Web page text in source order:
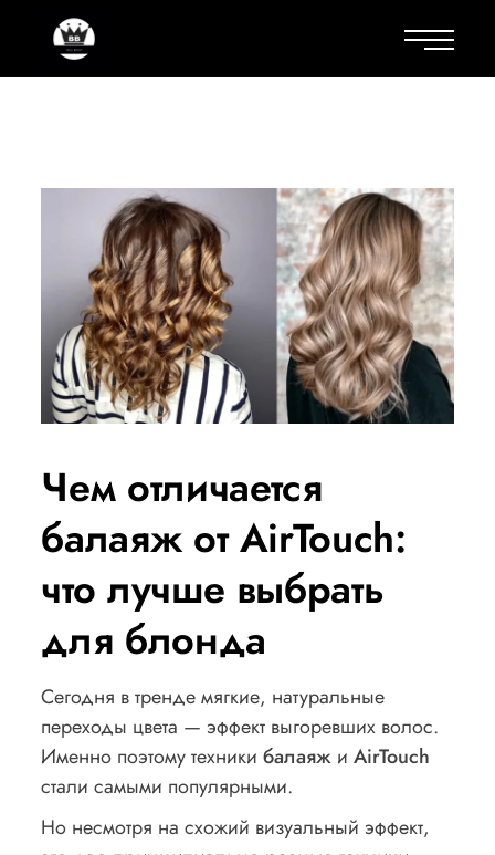
Чем отличается
балаяж от AirTouch:
что лучше выбрать
для блонда
Сегодня в тренде мягкие, натуральные
переходы цвета — эффект выгоревших волос.
Именно поэтому техникибалаяж иAirTouch
стали самыми популярными.
Но несмотря на схожий визуальный эффект,